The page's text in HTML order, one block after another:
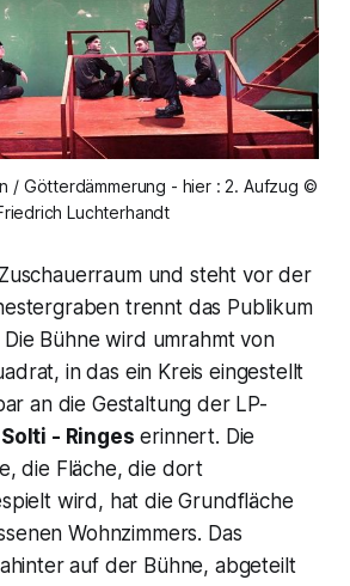
/ Götterdämmerung - hier : 2. Aufzug ©
Luchterhandt
und steht vor der
trennt das Publikum
Die Bühne wird umrahmt von
in das ein Kreis eingestellt
an die Gestaltung der LP-
Solti - Ringes erinnert. Die
die Fläche, die dort
wird, hat die Grundfläche
Wohnzimmers. Das
auf der Bühne, abgeteilt